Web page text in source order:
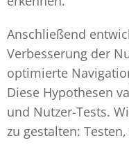
Anschließend
Verbesserung der
optimierte
Diese Hypothesen
und Nutzer-Tests.
zu gestalten: